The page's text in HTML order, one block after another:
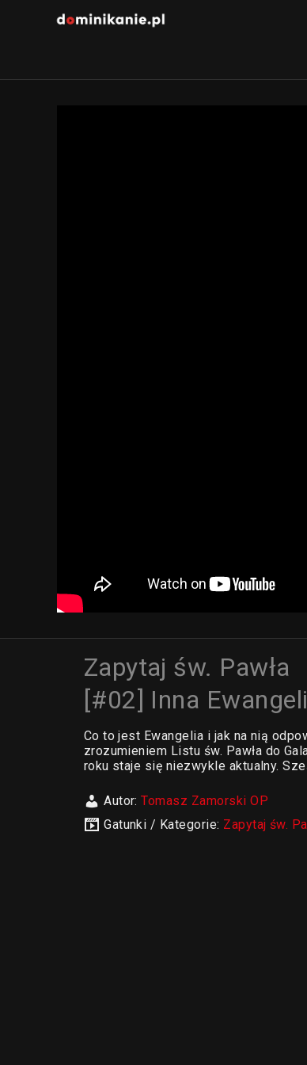
Zapytaj św. Pawła
[#02] Inna
Co to jest Ewangelia i jak na nią
zrozumieniem Listu św. Pawła do
roku staje się niezwykle aktualny.
Autor:Tomasz Zamorski OP
Gatunki / Kategorie: Zapytaj św.